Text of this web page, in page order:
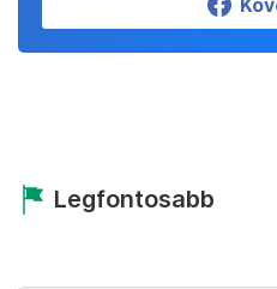
Legfontosabb